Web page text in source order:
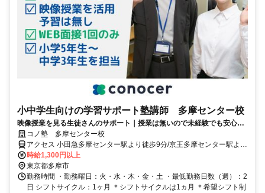
小中学生向けの学習サポート塾講師 多摩センター校
映像授業を見る生徒さんのサポート｜授業は無いので未経験でも安心｜
WEB面接/1回｜週2日～OK｜履歴書不要｜応募後はフォームに1分で回
答｜1分単位で給与支給｜WワークOK｜私服勤務｜有給休暇あり｜定時
退社
コノ塾 多摩センター校
アクセス 小田急多摩センター駅より徒歩9分/京王多摩センター駅より
徒歩9分/多摩センター駅より徒歩11分
時給1,300円以上
東京都多摩市
勤務時間 ・勤務曜日：火・水・木・金・土 ・最低勤務日数（週）：2
日 シフトサイクル：1ヶ月 ＊シフトサイクルは1ヵ月 ＊希望シフト制